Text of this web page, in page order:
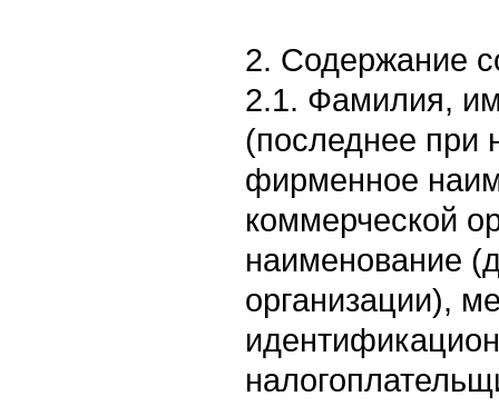
2. Содержание
2.1. Фамилия,
(последнее при
фирменное
коммерческой
наименование
организации),